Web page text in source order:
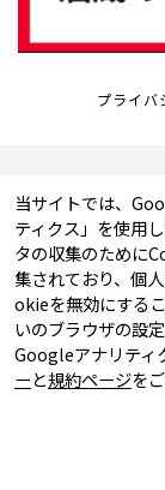
当サイトでは、
ティクス」を使用
タの収集のために
集されており、個
okieを無効にする
いのブラウザの設
Googleアナリティ
ーと規約ページを
プライバ
〒105-0003 東
お